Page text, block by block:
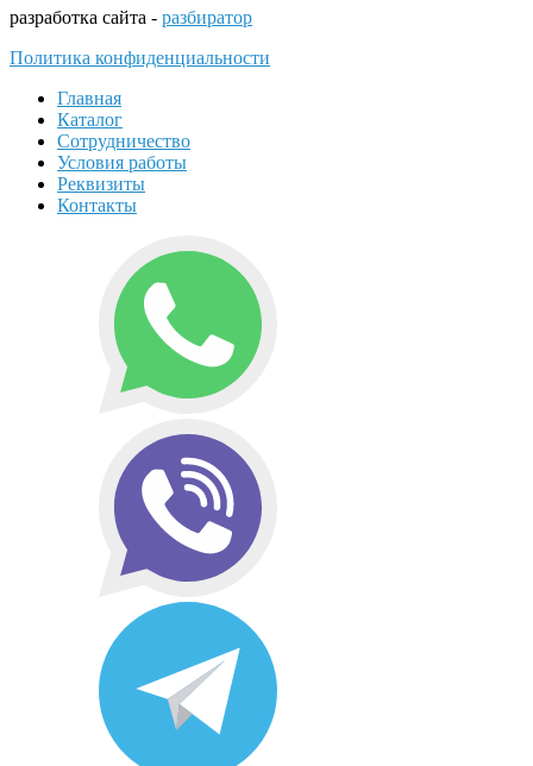
разработка сайта - разбиратор
Политика конфиденциальности
Главная
Каталог
Сотрудничество
Условия работы
Реквизиты
Контакты